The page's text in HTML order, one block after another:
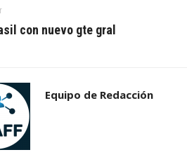
con nuevo gte gral
Equipo de Redacción